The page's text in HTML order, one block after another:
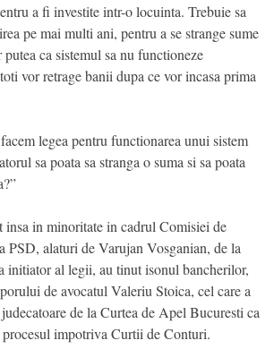
a fi investite intr-o locuinta. Trebuie sa
pe mai multi ani, pentru a se strange sume
ca sistemul sa nu functioneze
vor retrage banii dupa ce vor incasa prima
legea pentru functionarea unui sistem
sa poata sa stranga o suma si sa poata
insa in minoritate in cadrul Comisiei de
PSD, alaturi de Varujan Vosganian, de la
initiator al legii, au tinut isonul bancherilor,
de avocatul Valeriu Stoica, cel care a
de la Curtea de Apel Bucuresti ca
impotriva Curtii de Conturi.